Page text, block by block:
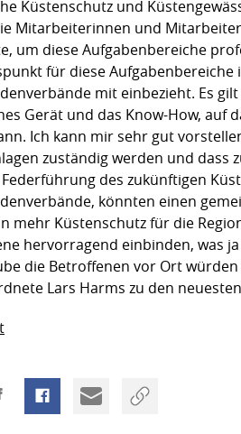
Küstenschutz und
Mitarbeiterinnen und
um diese Aufgabenbereiche
für diese
mit einbezieht. Es
Gerät und das Know-How, auf
Ich kann mir sehr gut
zuständig werden und
des zukünftigen
könnten einen
mehr Küstenschutz für die
hervorragend einbinden, was
die Betroffenen vor Ort
Lars Harms zu den